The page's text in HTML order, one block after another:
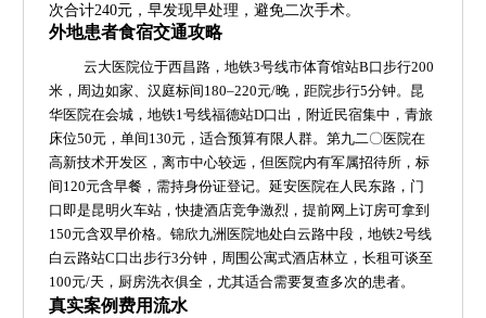
次合计240元，早发现早处理，避免二次手术。
外地患者食宿交通攻略
云大医院位于西昌路，地铁3号线市体育馆站B口步行200
米，周边如家、汉庭标间180–220元/晚，距院步行5分钟。昆
华医院在会城，地铁1号线福德站D口出，附近民宿集中，青旅
床位50元，单间130元，适合预算有限人群。第九二〇医院在
高新技术开发区，离市中心较远，但医院内有军属招待所，标
间120元含早餐，需持身份证登记。延安医院在人民东路，门
口即是昆明火车站，快捷酒店竞争激烈，提前网上订房可拿到
150元含双早价格。锦欣九洲医院地处白云路中段，地铁2号线
白云路站C口出步行3分钟，周围公寓式酒店林立，长租可谈至
100元/天，厨房洗衣俱全，尤其适合需要复查多次的患者。
真实案例费用流水